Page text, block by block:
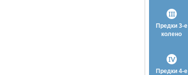
Предки 3-е
колено
Предки 4-е